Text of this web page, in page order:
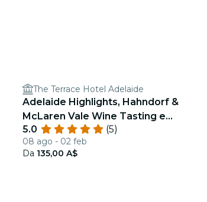
The Terrace Hotel Adelaide
Adelaide Highlights, Hahndorf &
McLaren Vale Wine Tasting e
Sightseeing Tour
5.0 (5)
08 ago - 02 feb
Da 135,00 A$